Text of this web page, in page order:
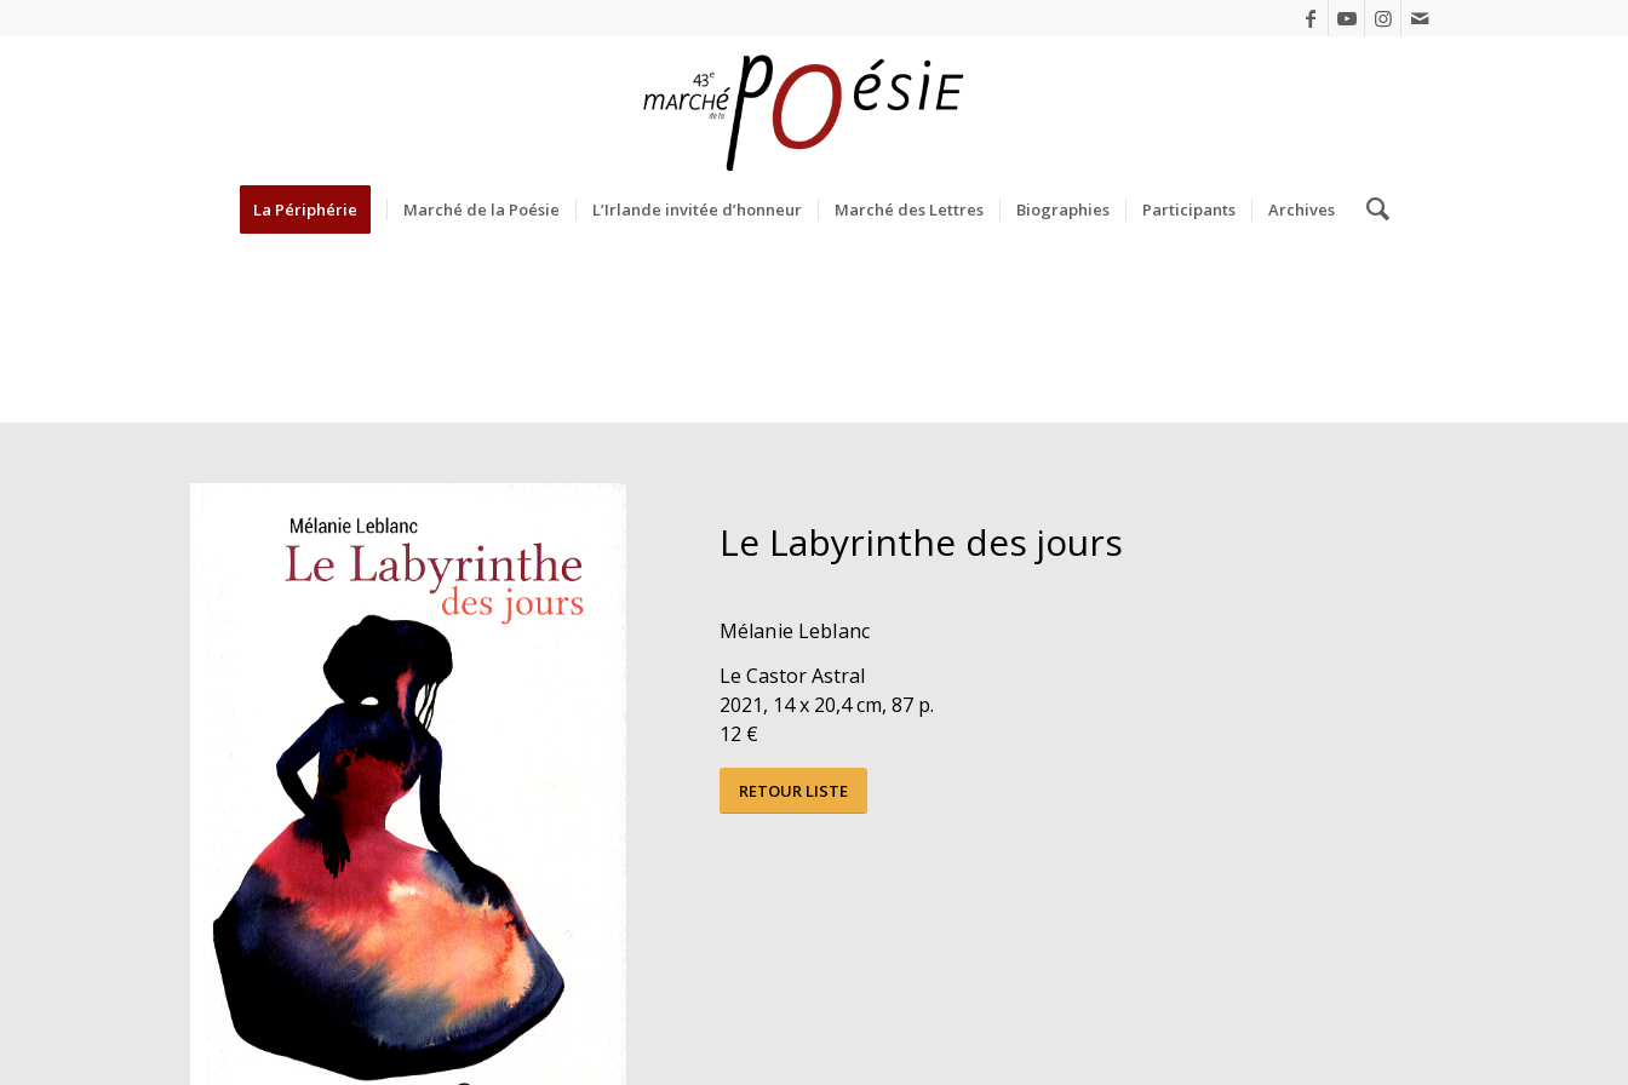
La Périphérie Marché de la Poésie L’Irlande invitée d’honneur Marché des Lettres Biographies Participants Archives
Le Labyrinthe des jours
Mélanie Leblanc
Le Castor Astral
2021, 14 x 20,4 cm, 87 p.
12 €
RETOUR LISTE